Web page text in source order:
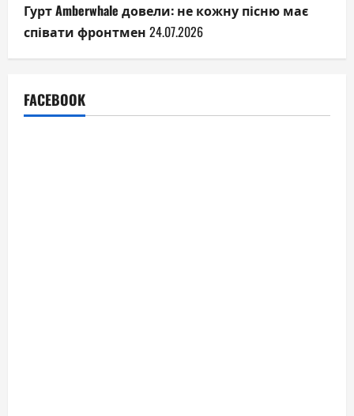
Гурт Amberwhale довели: не кожну пісню має
співати фронтмен 24.07.2026
FACEBOOK